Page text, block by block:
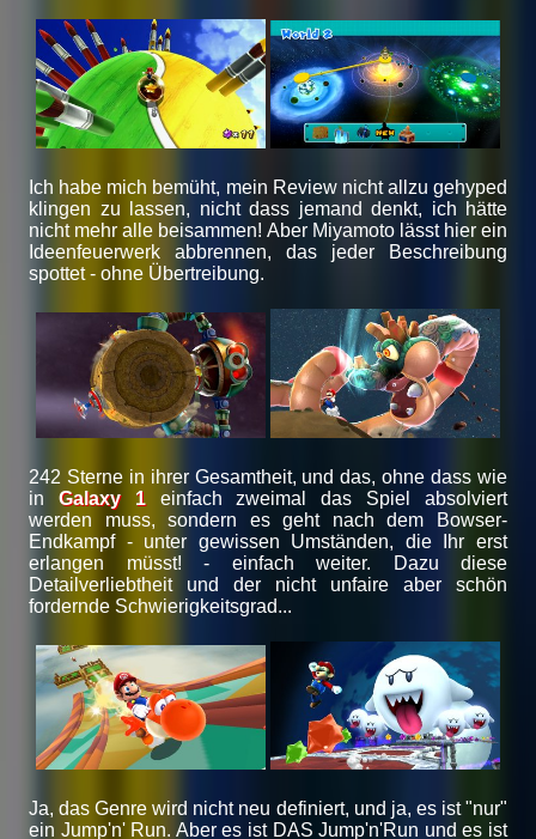
Ich habe mich bemüht, mein Review nicht allzu gehyped
klingen zu lassen, nicht dass jemand denkt, ich hätte
nicht mehr alle beisammen! Aber Miyamoto lässt hier ein
Ideenfeuerwerk abbrennen, das jeder Beschreibung
spottet - ohne Übertreibung.
242 Sterne in ihrer Gesamtheit, und das, ohne dass wie
in Galaxy 1einfach zweimal das Spiel absolviert
werden muss, sondern es geht nach dem Bowser-
Endkampf - unter gewissen Umständen, die Ihr erst
erlangen müsst! - einfach weiter. Dazu diese
Detailverliebtheit und der nicht unfaire aber schön
fordernde Schwierigkeitsgrad...
Ja, das Genre wird nicht neu definiert, und ja, es ist "nur"
ein Jump'n' Run. Aber es ist DAS Jump'n'Run und es ist